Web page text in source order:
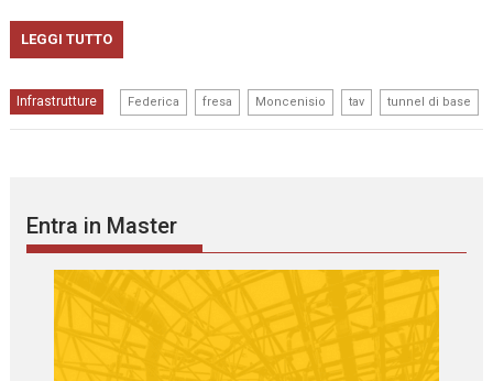
LEGGI TUTTO
Infrastrutture Federica fresa Moncenisio tav tunnel di base
Entra in Master